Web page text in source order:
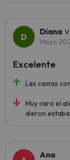
Diana
Mayo
Las camas
Muy caro el
dieron
Excelente
Ana